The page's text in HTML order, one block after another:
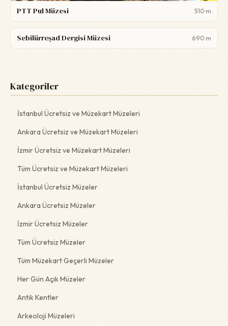
PTT Pul Müzesi 510 m
Sebilürreşad Dergisi Müzesi 690 m
Kategoriler
İstanbul Ücretsiz ve Müzekart Müzeleri
Ankara Ücretsiz ve Müzekart Müzeleri
İzmir Ücretsiz ve Müzekart Müzeleri
Tüm Ücretsiz ve Müzekart Müzeleri
İstanbul Ücretsiz Müzeler
Ankara Ücretsiz Müzeler
İzmir Ücretsiz Müzeler
Tüm Ücretsiz Müzeler
Tüm Müzekart Geçerli Müzeler
Her Gün Açık Müzeler
Antik Kentler
Arkeoloji Müzeleri